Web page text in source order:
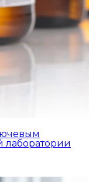
лаборатории